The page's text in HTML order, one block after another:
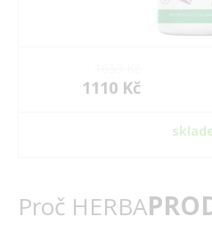
1110 Kč
Proč HERBA